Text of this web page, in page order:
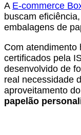
A E-commerce
buscam
embalagens de
Com atendimento
certificados pela
desenvolvido de
real necessidade
aproveitamento do
papelão